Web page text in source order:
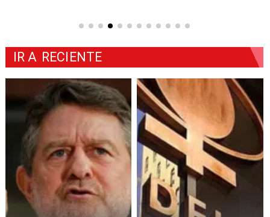
IR A RECIENTE